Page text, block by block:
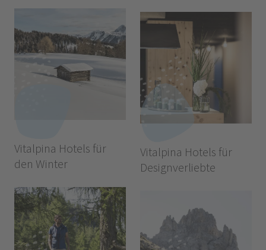
Vitalpina Hotels für
den Winter
Vitalpina Hotels für
Designverliebte